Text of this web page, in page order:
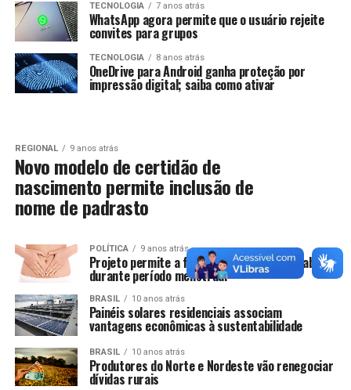
TECNOLOGIA 7 anos atrás
WhatsApp agora permite que o usuário rejeite
convites para grupos
TECNOLOGIA 8 anos atrás
OneDrive para Android ganha proteção por
impressão digital; saiba como ativar
REGIONAL 9 anos atrás
Novo modelo de certidão de
nascimento permite inclusão de
nome de padrasto
POLÍTICA 9 anos atrás
Projeto permite a funcionária faltar ao trabalho
durante período menstrual
BRASIL 10 anos atrás
Painéis solares residenciais associam
vantagens econômicas à sustentabilidade
BRASIL 10 anos atrás
Produtores do Norte e Nordeste vão renegociar
dívidas rurais